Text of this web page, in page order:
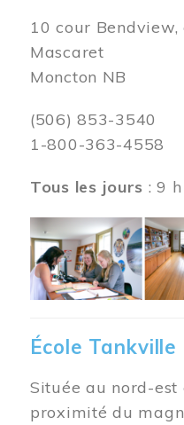
10 cour
Mascaret
Moncton NB
(506) 853-3540
1-800-363-4558
Tous les jours : 9
Image
École Tankville
Située au nord-est
proximité du